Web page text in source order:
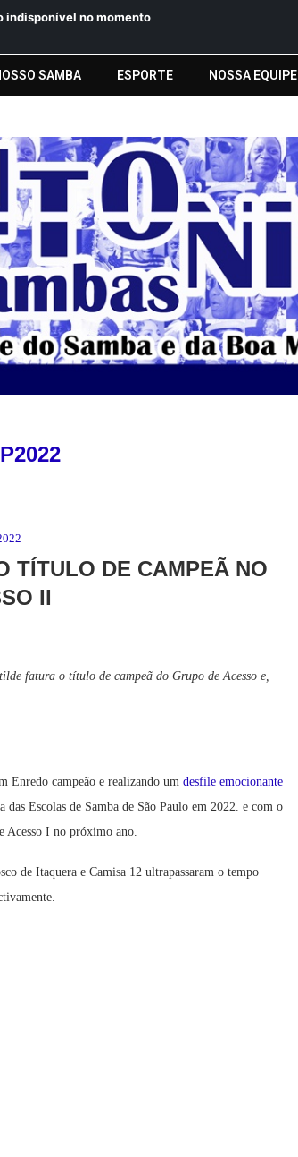
SAMBA ESPORTE NOSSA EQUIPE
TÍTULO DE CAMPEÃ NO
II
fatura o título de campeã do Grupo de Acesso e,
Enredo campeão e realizando um desfile emocionante
Escolas de Samba de São Paulo em 2022. e com o
Acesso I no próximo ano.
de Itaquera e Camisa 12 ultrapassaram o tempo